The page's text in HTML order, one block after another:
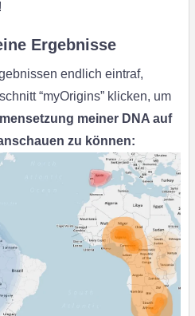
Ergebnisse
endlich eintraf,
“myOrigins” klicken, um
meiner DNA auf
zu können: